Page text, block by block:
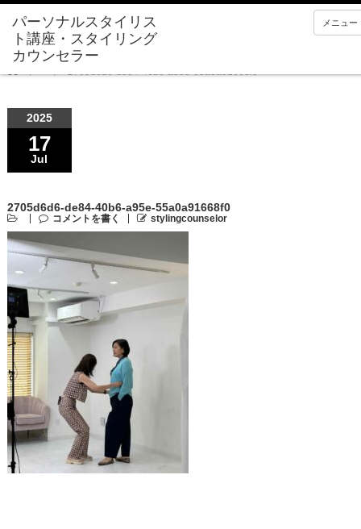
メニュー
2705d6d6-de84-40b6-a95e-55a0a91668f0
2025
17
Jul
2705d6d6-de84-40b6-a95e-55a0a91668f0
コメントを書く stylingcounselor